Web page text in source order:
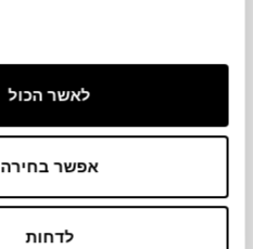
לאשר הכול
אפשר בחירה
לדחות
58X56X84H ס"מ
מידע על חומרים